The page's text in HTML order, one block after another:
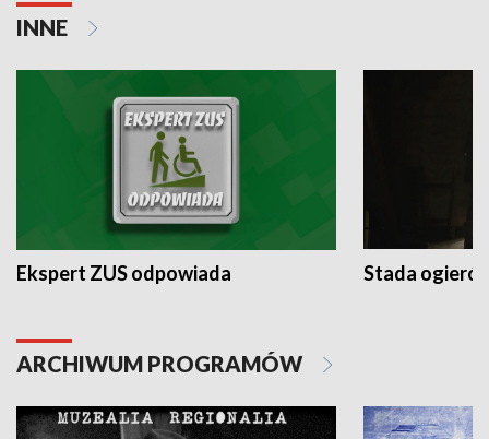
INNE
Ekspert ZUS odpowiada Stada
ARCHIWUM PROGRAMÓW